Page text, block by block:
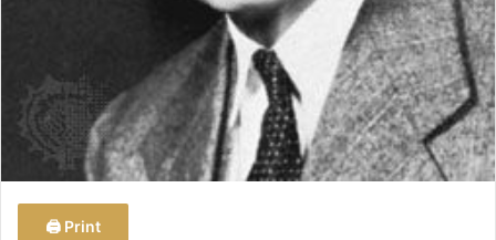
ا
Print 🖨